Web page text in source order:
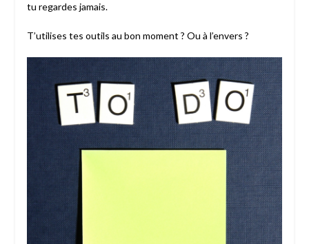
tu regardes jamais.
T’utilises tes outils au bon moment ? Ou à l’envers ?